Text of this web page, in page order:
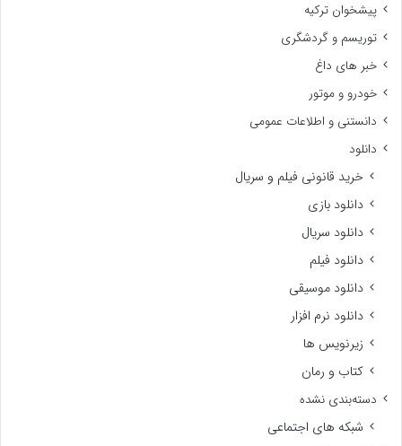
پیشخوان ترکیه
توریسم و گردشگری
خبر های داغ
خودرو و موتور
دانستنی و اطلاعات عمومی
دانلود
خرید قانونی فیلم و سریال
دانلود بازی
دانلود سریال
دانلود فیلم
دانلود موسیقی
دانلود نرم افزار
زیرنویس ها
کتاب و رمان
دسته‌بندی نشده
شبکه های اجتماعی